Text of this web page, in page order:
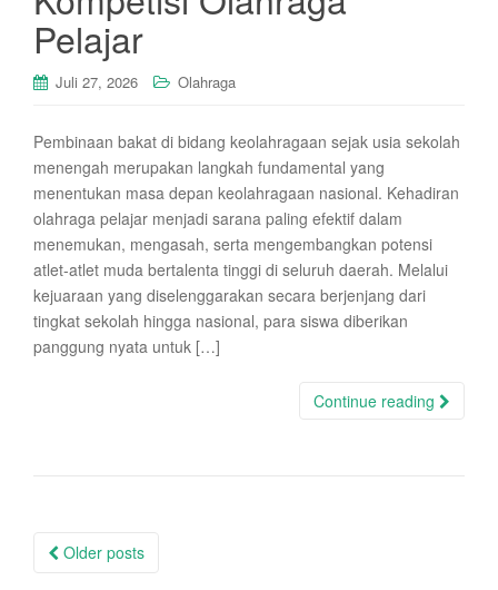
Pelajar
Juli 27, 2026 Olahraga
Pembinaan bakat di bidang keolahragaan sejak usia sekolah
menengah merupakan langkah fundamental yang
menentukan masa depan keolahragaan nasional. Kehadiran
olahraga pelajar menjadi sarana paling efektif dalam
menemukan, mengasah, serta mengembangkan potensi
atlet-atlet muda bertalenta tinggi di seluruh daerah. Melalui
kejuaraan yang diselenggarakan secara berjenjang dari
tingkat sekolah hingga nasional, para siswa diberikan
panggung nyata untuk […]
Continue reading
Posts
Older posts